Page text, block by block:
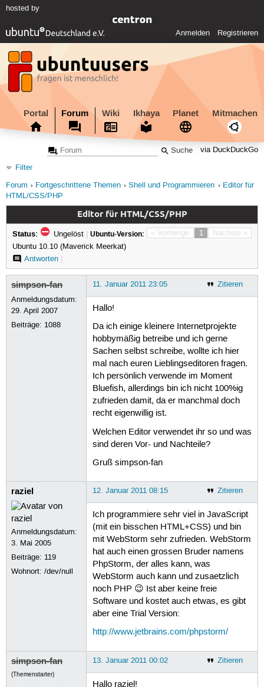
hosted by
Anmelden Registrieren
Portal Forum Wiki Ikhaya Planet Mitmachen
via DuckDuckGo
Filter
Forum
Fortgeschrittene Themen Shell und Programmieren
Editor für
HTML/CSS/PHP
Editor für HTML/CSS/PHP
« Vorherige 1 Nächste »
Status: Ungelöst | Ubuntu-Version:
Ubuntu 10.10 (Maverick Meerkat)
Antworten|
simpson-fan
Anmeldungsdatum:
29. April 2007
Beiträge: 1088
Zitieren
11. Januar 2011 23:05
Hallo!
Da ich einige kleinere Internetprojekte
hobbymäßig betreibe und ich gerne
Sachen selbst schreibe, wollte ich hier
mal nach euren Lieblingseditoren fragen.
Ich persönlich verwende im Moment
Bluefish, allerdings bin ich nicht 100%ig
zufrieden damit, da er manchmal doch
recht eigenwillig ist.
Welchen Editor verwendet ihr so und was
sind deren Vor- und Nachteile?
Gruß simpson-fan
raziel
Anmeldungsdatum:
3. Mai 2005
Beiträge: 119
Wohnort: /dev/null
Zitieren
12. Januar 2011 08:15
Ich programmiere sehr viel in JavaScript
(mit ein bisschen HTML+CSS) und bin
mit WebStorm sehr zufrieden. WebStorm
hat auch einen grossen Bruder namens
PhpStorm, der alles kann, was
WebStorm auch kann und zusaetzlich
noch PHP 😉 Ist aber keine freie
Software und kostet auch etwas, es gibt
aber eine Trial Version:
http://www.jetbrains.com/phpstorm/
simpson-fan
(Themenstarter)
Zitieren
13. Januar 2011 00:02
Hallo raziel!